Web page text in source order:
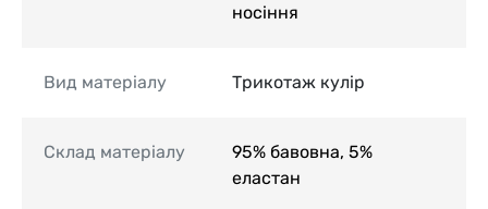
носіння
Вид матеріалу Трикотаж кулір
Склад матеріалу
95% бавовна, 5%
еластан